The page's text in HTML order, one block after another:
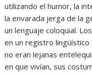
utilizando el humor, la
la envarada jerga de la
un lenguaje coloquial.
en un registro
no eran lejanas
en que vivían, sus